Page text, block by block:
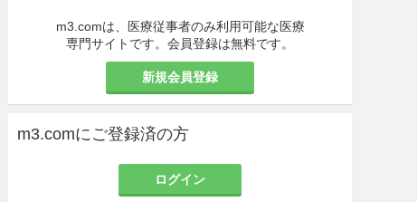
m3.comは、医療従事者のみ利用可能な医療
専門サイトです。会員登録は無料です。
新規会員登録
m3.comにご登録済の方
ログイン